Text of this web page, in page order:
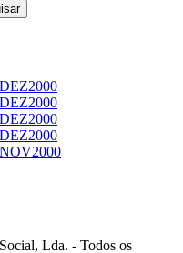
Lda. - Todos os